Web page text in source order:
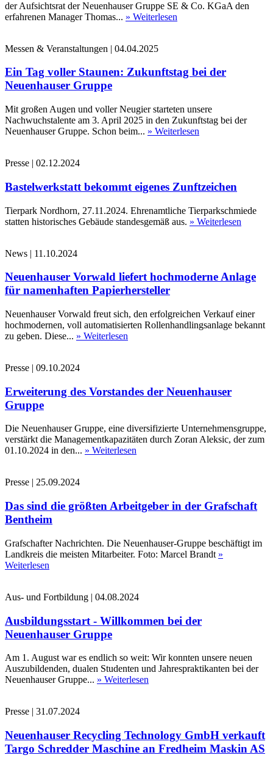
der Aufsichtsrat der Neuenhauser Gruppe SE & Co. KGaA den
erfahrenen Manager Thomas... » Weiterlesen
Messen & Veranstaltungen | 04.04.2025
Ein Tag voller Staunen: Zukunftstag bei der
Neuenhauser Gruppe
Mit großen Augen und voller Neugier starteten unsere
Nachwuchstalente am 3. April 2025 in den Zukunftstag bei der
Neuenhauser Gruppe. Schon beim... » Weiterlesen
Presse | 02.12.2024
Bastelwerkstatt bekommt eigenes Zunftzeichen
Tierpark Nordhorn, 27.11.2024. Ehrenamtliche Tierparkschmiede
statten historisches Gebäude standesgemäß aus. » Weiterlesen
News | 11.10.2024
Neuenhauser Vorwald liefert hochmoderne Anlage
für namenhaften Papierhersteller
Neuenhauser Vorwald freut sich, den erfolgreichen Verkauf einer
hochmodernen, voll automatisierten Rollenhandlingsanlage bekannt
zu geben. Diese... » Weiterlesen
Presse | 09.10.2024
Erweiterung des Vorstandes der Neuenhauser
Gruppe
Die Neuenhauser Gruppe, eine diversifizierte Unternehmensgruppe,
verstärkt die Managementkapazitäten durch Zoran Aleksic, der zum
01.10.2024 in den... » Weiterlesen
Presse | 25.09.2024
Das sind die größten Arbeitgeber in der Grafschaft
Bentheim
Grafschafter Nachrichten. Die Neuenhauser-Gruppe beschäftigt im
Landkreis die meisten Mitarbeiter. Foto: Marcel Brandt »
Weiterlesen
Aus- und Fortbildung | 04.08.2024
Ausbildungsstart - Willkommen bei der
Neuenhauser Gruppe
Am 1. August war es endlich so weit: Wir konnten unsere neuen
Auszubildenden, dualen Studenten und Jahrespraktikanten bei der
Neuenhauser Gruppe... » Weiterlesen
Presse | 31.07.2024
Neuenhauser Recycling Technology GmbH verkauft
Targo Schredder Maschine an Fredheim Maskin AS